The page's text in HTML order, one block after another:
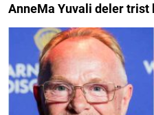
AnneMa Yuvali deler trist